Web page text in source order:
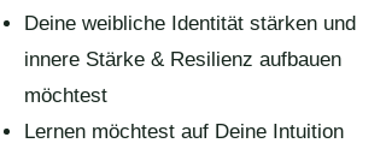
Deine weibliche Identität stärken und
innere Stärke & Resilienz aufbauen
möchtest
Lernen möchtest auf Deine Intuition